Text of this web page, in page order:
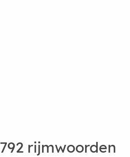
rijmwoorden